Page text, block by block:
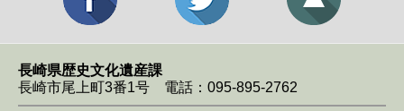
長崎県歴史文化遺産課
長崎市尾上町3番1号 電話：095-895-2762